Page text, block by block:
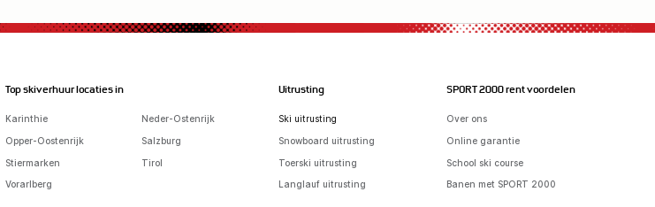
Top skiverhuur locaties in
Karinthie Neder-Ostenrijk
Opper-Oostenrijk Salzburg
Stiermarken Tirol
Vorarlberg
Uitrusting
Ski uitrusting
Snowboard uitrusting
Toerski uitrusting
Langlauf uitrusting
SPORT 2000 rent voordelen
Over ons
Online garantie
School ski course
Banen met SPORT 2000